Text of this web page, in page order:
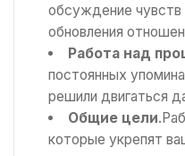
обсуждение чувств
обновления
Работа над
постоянных
решили двигаться
Общие цели
которые укрепят